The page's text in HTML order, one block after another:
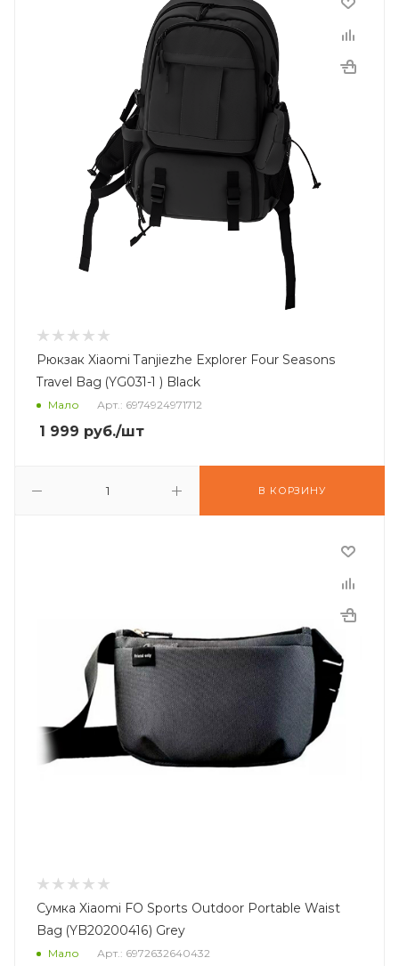
Рюкзак Xiaomi Tanjiezhe Explorer Four Seasons
Travel Bag (YG031-1 ) Black
Мало Арт.: 6974924971712
1 999 руб./шт
В КОРЗИНУ
Сумка Xiaomi FO Sports Outdoor Portable Waist
Bag (YB20200416) Grey
Мало Арт.: 6972632640432